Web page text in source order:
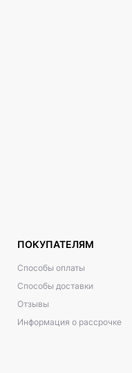
ПОКУПАТЕЛЯМ
Способы оплаты
Способы доставки
Отзывы
Информация о рассрочке